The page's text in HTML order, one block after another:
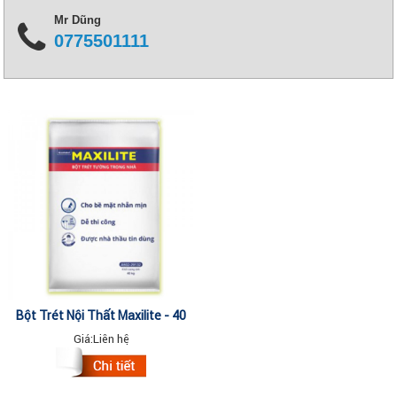
Mr Dũng
0775501111
Bột Trét Nội Thất Maxilite - 40
Kg
Giá:Liên hệ